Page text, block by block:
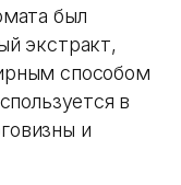
был
экстракт,
способом
в
и